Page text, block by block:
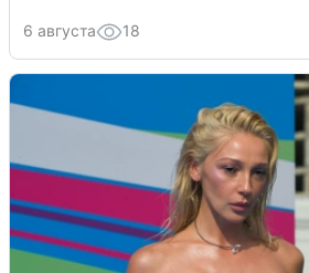
6 августа 18